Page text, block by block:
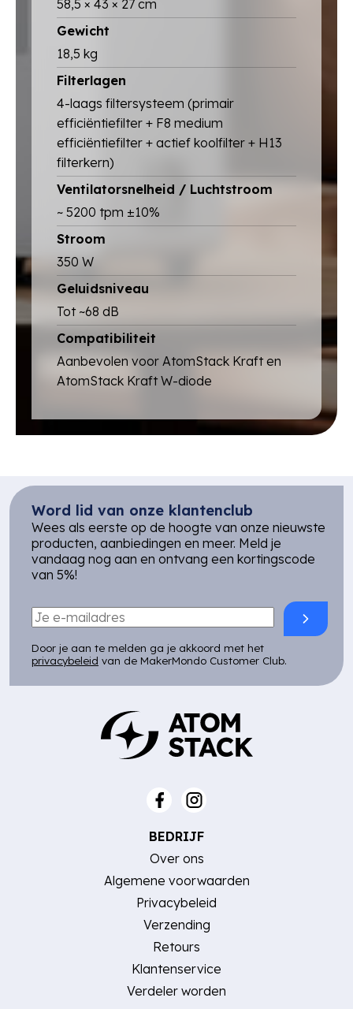
58,5 × 43 × 27 cm
Gewicht
18,5 kg
Filterlagen
4-laags filtersysteem (primair
efficiëntiefilter + F8 medium
efficiëntiefilter + actief koolfilter + H13
filterkern)
Ventilatorsnelheid / Luchtstroom
~ 5200 tpm ±10%
Stroom
350 W
Geluidsniveau
Tot ~68 dB
Compatibiliteit
Aanbevolen voor AtomStack Kraft en
AtomStack Kraft W-diode
Word lid van onze klantenclub
Wees als eerste op de hoogte van onze nieuwste
producten, aanbiedingen en meer. Meld je
vandaag nog aan en ontvang een kortingscode
van 5%!
Door je aan te melden ga je akkoord met het
privacybeleid van de MakerMondo Customer Club.
BEDRIJF
Over ons
Algemene voorwaarden
Privacybeleid
Verzending
Retours
Klantenservice
Verdeler worden